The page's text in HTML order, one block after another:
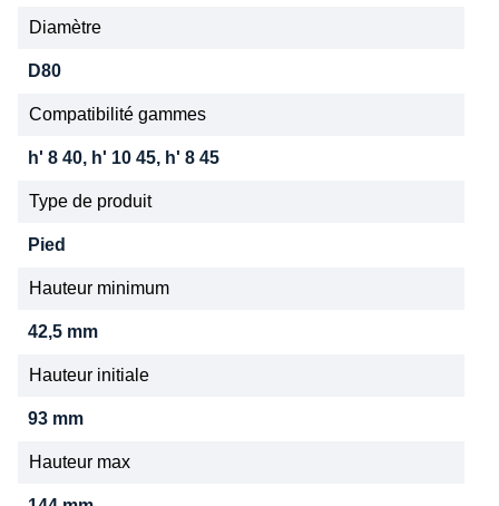
Diamètre
D80
Compatibilité gammes
h' 8 40, h' 10 45, h' 8 45
Type de produit
Pied
Hauteur minimum
42,5 mm
Hauteur initiale
93 mm
Hauteur max